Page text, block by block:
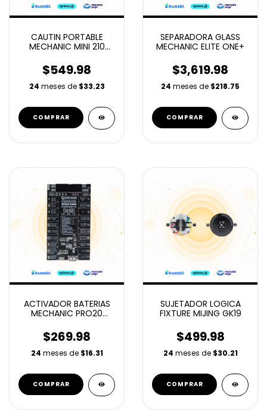
CAUTIN PORTABLE
MECHANIC MINI 210
$549.98
24 meses de $33.23
SEPARADORA GLASS
MECHANIC ELITE ONE+
$3,619.98
24 meses de $218.75
ACTIVADOR BATERIAS
MECHANIC PRO20
$269.98
24 meses de $16.31
SUJETADOR LOGICA
FIXTURE MIJING GK19
$499.98
24 meses de $30.21